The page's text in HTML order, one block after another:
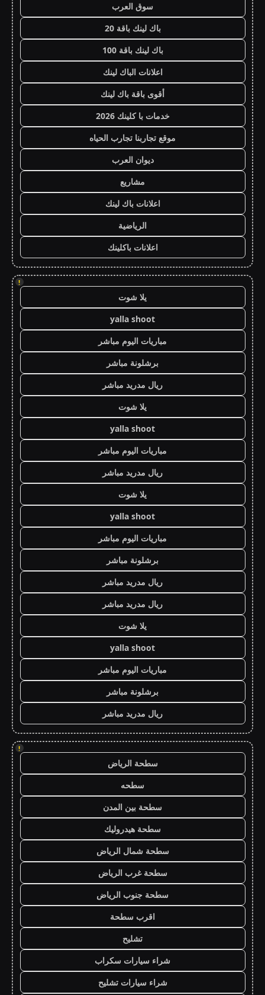
سوق العرب
باك لينك باقة 20
باك لينك باقة 100
اعلانات الباك لينك
أقوى باقة باك لينك
خدمات با كلينك 2026
موقع تجاربنا تجارب الحياه
ديوان العرب
مشاريع
اعلانات باك لينك
الرياضية
اعلانات باكلينك
!
يلا شوت
yalla shoot
مباريات اليوم مباشر
برشلونة مباشر
ريال مدريد مباشر
يلا شوت
yalla shoot
مباريات اليوم مباشر
ريال مدريد مباشر
يلا شوت
yalla shoot
مباريات اليوم مباشر
برشلونة مباشر
ريال مدريد مباشر
ريال مدريد مباشر
يلا شوت
yalla shoot
مباريات اليوم مباشر
برشلونة مباشر
ريال مدريد مباشر
!
سطحة الرياض
سطحه
سطحة بين المدن
سطحة هيدروليك
سطحة شمال الرياض
سطحة غرب الرياض
سطحة جنوب الرياض
اقرب سطحة
تشليح
شراء سيارات سكراب
شراء سيارات تشليح